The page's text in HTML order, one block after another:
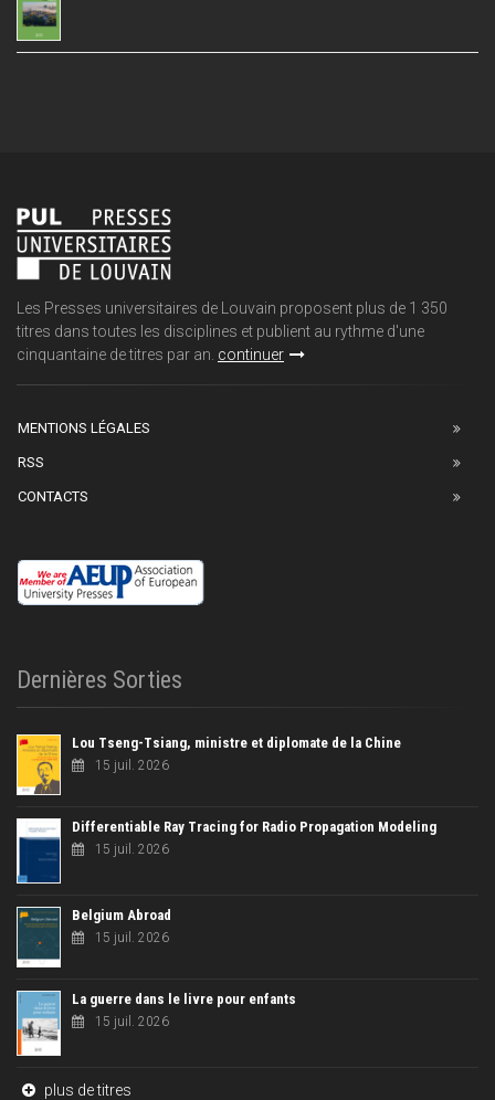
Les Presses universitaires de Louvain proposent plus de 1 350
titres dans toutes les disciplines et publient au rythme d'une
cinquantaine de titres par an. continuer
MENTIONS LÉGALES
RSS
CONTACTS
Dernières Sorties
Lou Tseng-Tsiang, ministre et diplomate de la Chine
15 juil. 2026
Differentiable Ray Tracing for Radio Propagation Modeling
15 juil. 2026
Belgium Abroad
15 juil. 2026
La guerre dans le livre pour enfants
15 juil. 2026
plus de titres